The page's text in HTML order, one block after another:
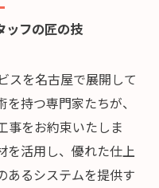
ッフの匠の技
スを名古屋で展開して
持つ専門家たちが、
事をお約束いたしま
を活用し、優れた仕上
あるシステムを提供す